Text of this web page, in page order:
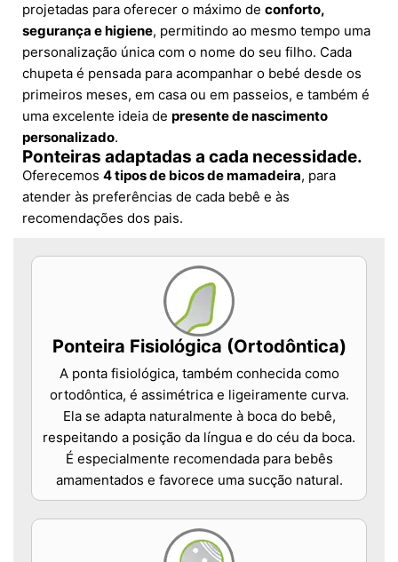
projetadas para oferecer o máximo de conforto,
segurança e higiene, permitindo ao mesmo tempo uma
personalização única com o nome do seu filho. Cada
chupeta é pensada para acompanhar o bebé desde os
primeiros meses, em casa ou em passeios, e também é
uma excelente ideia de presente de nascimento
personalizado.
Ponteiras adaptadas a cada necessidade.
Oferecemos 4 tipos de bicos de mamadeira, para
atender às preferências de cada bebê e às
recomendações dos pais.
Ponteira Fisiológica (Ortodôntica)
A ponta fisiológica, também conhecida como
ortodôntica, é assimétrica e ligeiramente curva.
Ela se adapta naturalmente à boca do bebê,
respeitando a posição da língua e do céu da boca.
É especialmente recomendada para bebês
amamentados e favorece uma sucção natural.